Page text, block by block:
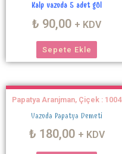
Kalp vazoda 5 adet gül
₺ 90,00 + KDV
Sepete Ekle
Papatya Aranjman, Çiçek : 1004
Vazoda Papatya Demeti
₺ 180,00 + KDV